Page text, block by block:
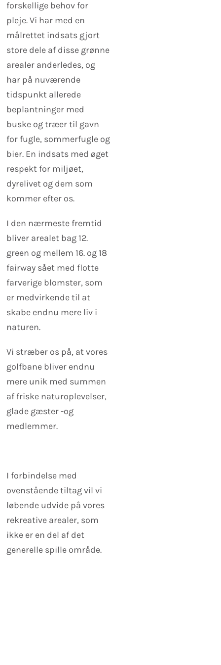
forskellige behov for
pleje. Vi har med en
målrettet indsats gjort
store dele af disse grønne
arealer anderledes, og
har på nuværende
tidspunkt allerede
beplantninger med
buske og træer til gavn
for fugle, sommerfugle og
bier. En indsats med øget
respekt for miljøet,
dyrelivet og dem som
kommer efter os.
I den nærmeste fremtid
bliver arealet bag 12.
green og mellem 16. og 18
fairway sået med flotte
farverige blomster, som
er medvirkende til at
skabe endnu mere liv i
naturen.
Vi stræber os på, at vores
golfbane bliver endnu
mere unik med summen
af friske naturoplevelser,
glade gæster -og
medlemmer.
I forbindelse med
ovenstående tiltag vil vi
løbende udvide på vores
rekreative arealer, som
ikke er en del af det
generelle spille område.